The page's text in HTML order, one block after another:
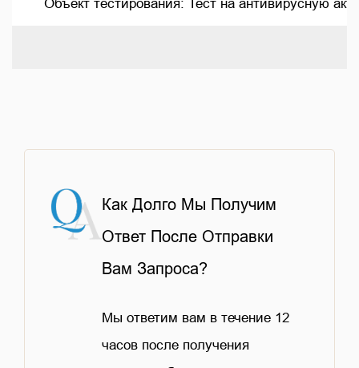
Объект тестирования: Тест на антивирусную
Как Долго Мы Получим
Ответ После Отправки
Вам Запроса?
Мы ответим вам в течение 12
часов после получения